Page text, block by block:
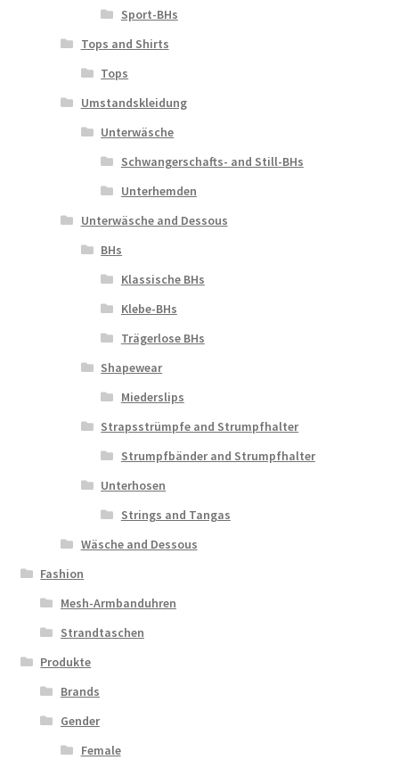
Sport-BHs
Tops and Shirts
Tops
Umstandskleidung
Unterwäsche
Schwangerschafts- and Still-BHs
Unterhemden
Unterwäsche and Dessous
BHs
Klassische BHs
Klebe-BHs
Trägerlose BHs
Shapewear
Miederslips
Strapsstrümpfe and Strumpfhalter
Strumpfbänder and Strumpfhalter
Unterhosen
Strings and Tangas
Wäsche and Dessous
Fashion
Mesh-Armbanduhren
Strandtaschen
Produkte
Brands
Gender
Female